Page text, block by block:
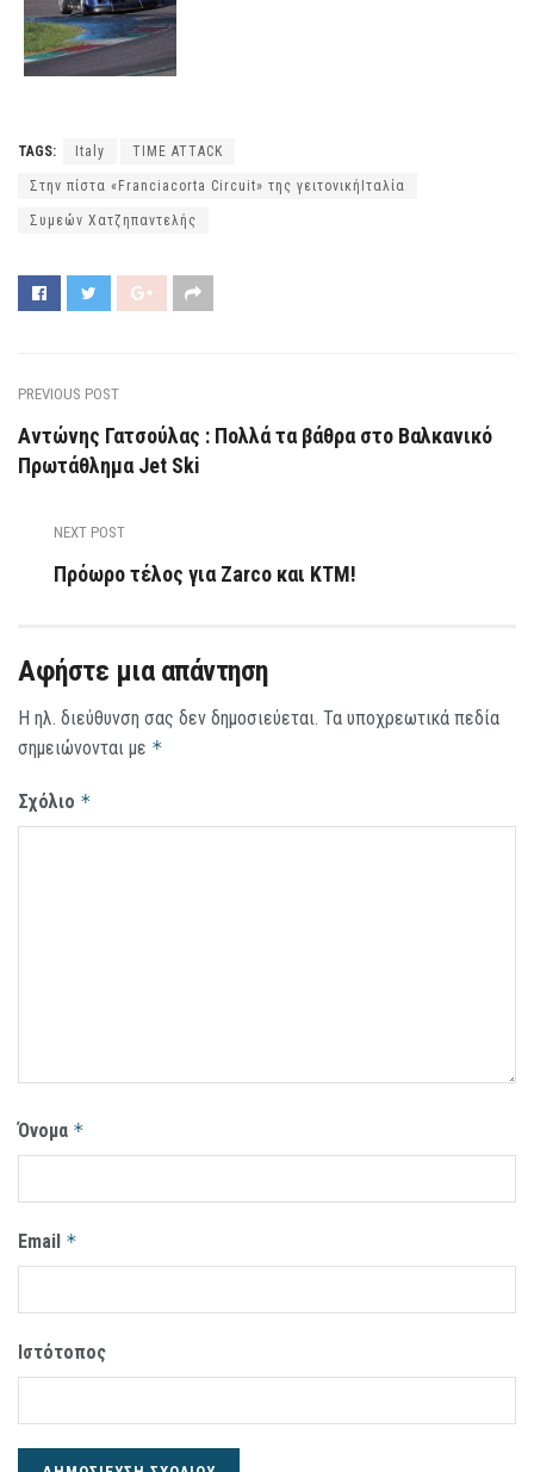
TAGS: Italy TIME ATTACK
Στην πίστα «Franciacorta Circuit» της γειτονικήΙταλία
Συμεών Χατζηπαντελής
PREVIOUS POST
Αντώνης Γατσούλας : Πολλά τα βάθρα στο Βαλκανικό
Πρωτάθλημα Jet Ski
NEXT POST
Πρόωρο τέλος για Zarco και ΚΤΜ!
Αφήστε μια απάντηση
Η ηλ. διεύθυνση σας δεν δημοσιεύεται. Τα υποχρεωτικά πεδία
σημειώνονται με *
Σχόλιο *
Όνομα *
Email *
Ιστότοπος